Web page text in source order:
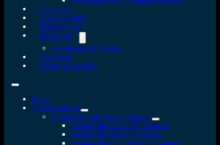
Fundgrube
Fotodiox Video
Blog Beiträge
Hilfeseiten
Anleitungen & Videos
Über mich
Vertrag widerrufen
Home
Objektivadapter
Adapter für spiegellose Kameras
Adapter für Canon RF Kameras
Adapter für Nikon Z Kamera
Adapter für Sony-E Mount Kamera